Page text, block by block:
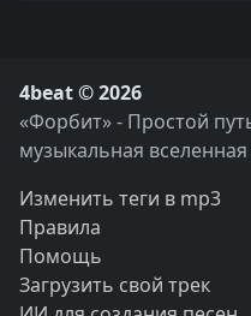
4beat © 2026
«Форбит» - Простой
музыкальная
Изменить теги в mp3
Правила
Помощь
Загрузить свой трек